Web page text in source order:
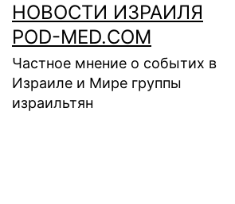
НОВОСТИ ИЗРАИЛЯ
POD-MED.COM
Частное мнение о событих в
Израиле и Мире группы
израильтян